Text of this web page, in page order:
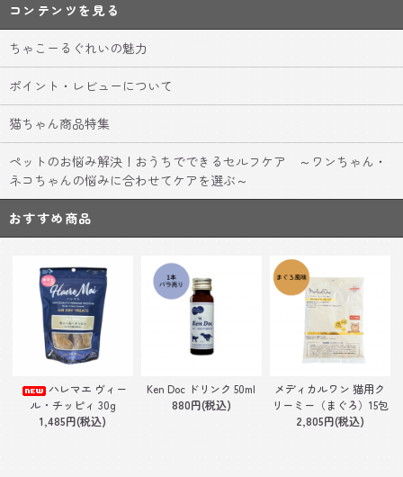
コンテンツを見る
ちゃこーるぐれいの魅力
ポイント・レビューについて
猫ちゃん商品特集
ペットのお悩み解決！おうちでできるセルフケア ～ワンちゃん・
ネコちゃんの悩みに合わせてケアを選ぶ～
おすすめ商品
ハレマエ ヴィー
ル・チッピィ 30g
1,485円(税込)
Ken Doc ドリンク 50ml
880円(税込)
メディカルワン 猫用ク
リーミー（まぐろ）15包
2,805円(税込)